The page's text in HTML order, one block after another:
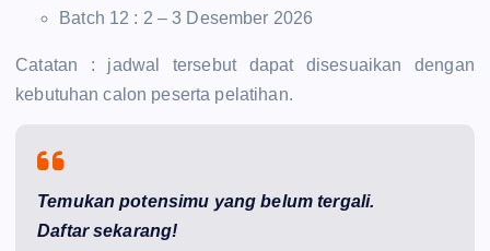
Batch 12 : 2 – 3 Desember 2026
Catatan : jadwal tersebut dapat disesuaikan dengan
kebutuhan calon peserta pelatihan.
Temukan potensimu yang belum tergali.
Daftar sekarang!